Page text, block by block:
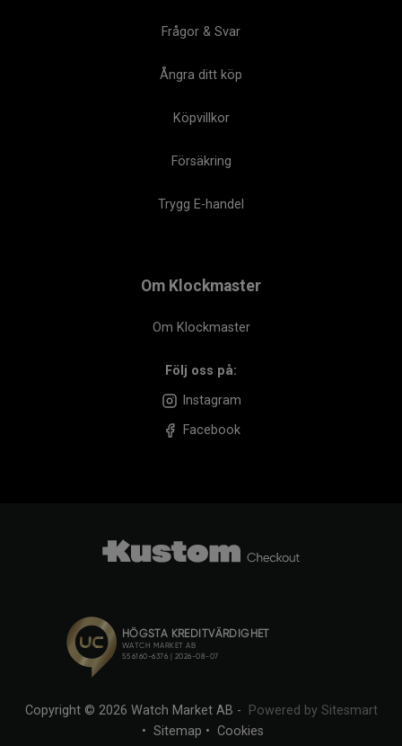
Frågor & Svar
Ångra ditt köp
Köpvillkor
Försäkring
Trygg E-handel
Om Klockmaster
Om Klockmaster
Följ oss på:
Instagram
Facebook
Copyright © 2026 Watch Market AB -
Powered by Sitesmart
• Sitemap • Cookies